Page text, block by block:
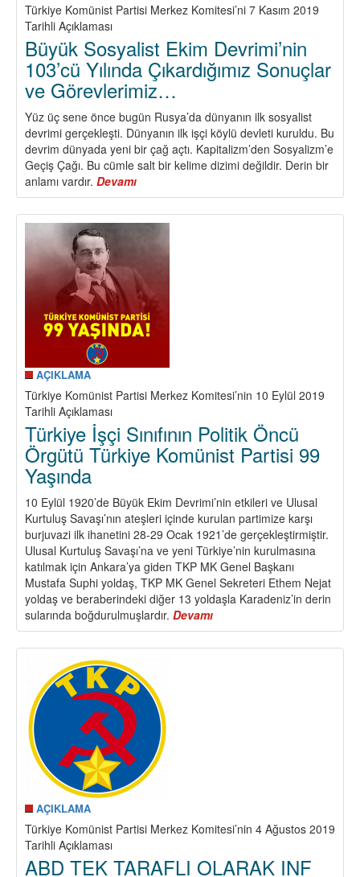
Türkiye Komünist Partisi Merkez Komitesi’ni 7 Kasım 2019
Tarihli Açıklaması
Büyük Sosyalist Ekim Devrimi’nin
103’cü Yılında Çıkardığımız Sonuçlar
ve Görevlerimiz…
Yüz üç sene önce bugün Rusya’da dünyanın ilk sosyalist
devrimi gerçekleşti. Dünyanın ilk işçi köylü devleti kuruldu. Bu
devrim dünyada yeni bir çağ açtı. Kapitalizm’den Sosyalizm’e
Geçiş Çağı. Bu cümle salt bir kelime dizimi değildir. Derin bir
anlamı vardır. Devamı
Büyük
Sosyalist
Devrimi’nin
103’cü
Yılında
Çıkardığımız
Sonuçlar
ve
Görevlerimiz…
AÇIKLAMA
Türkiye Komünist Partisi Merkez Komitesi’nin 10 Eylül 2019
Tarihli Açıklaması
Türkiye İşçi Sınıfının Politik Öncü
Örgütü Türkiye Komünist Partisi 99
Yaşında
10 Eylül 1920’de Büyük Ekim Devrimi’nin etkileri ve Ulusal
Kurtuluş Savaşı’nın ateşleri içinde kurulan partimize karşı
burjuvazi ilk ihanetini 28-29 Ocak 1921’de gerçekleştirmiştir.
Ulusal Kurtuluş Savaşı’na ve yeni Türkiye’nin kurulmasına
katılmak için Ankara’ya giden TKP MK Genel Başkanı
Mustafa Suphi yoldaş, TKP MK Genel Sekreteri Ethem Nejat
yoldaş ve beraberindeki diğer 13 yoldaşla Karadeniz’in derin
sularında boğdurulmuşlardır. Devamı
Türkiye
İşçi
AÇIKLAMA
Türkiye Komünist Partisi Merkez Komitesi’nin 4 Ağustos 2019
Tarihli Açıklaması
ABD TEK TARAFLI OLARAK INF